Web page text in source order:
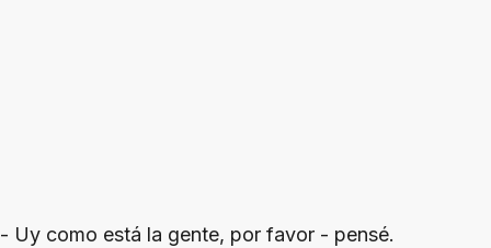
- Uy como está la gente, por favor - pensé.